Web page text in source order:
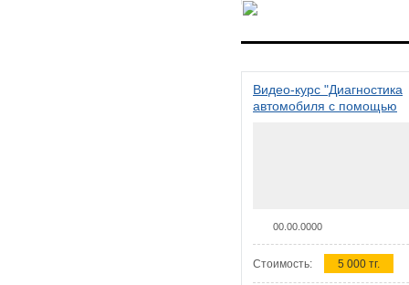
Видео-курс "Диагностика
автомобиля с помощью
00.00.0000
Стоимость: 5 000 тг.